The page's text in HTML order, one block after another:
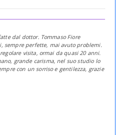
dal dottor. Tommaso Fiore
sempre perfette, mai avuto problemi.
visita, ormai da quasi 20 anni.
grande carisma, nel suo studio lo
con un sorriso e gentilezza, grazie